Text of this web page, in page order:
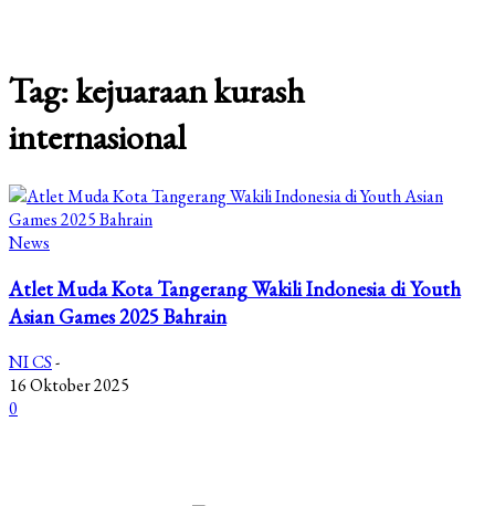
Tag: kejuaraan kurash
internasional
News
Atlet Muda Kota Tangerang Wakili Indonesia di Youth
Asian Games 2025 Bahrain
NI CS-
16 Oktober 2025
0